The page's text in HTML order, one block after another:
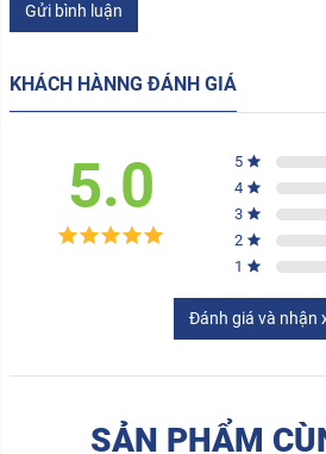
Gửi bình luận
KHÁCH HÀNNG ĐÁNH GIÁ
5.0 5
4
3
2
1
Đánh giá và nhận
SẢN PHẨM